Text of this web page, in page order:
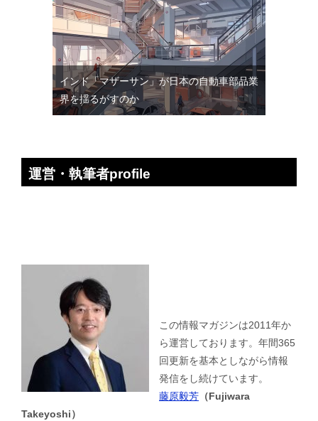
インド「マザーサン」が日本の自動車部品業
界を揺るがすのか
運営・執筆者profile
この情報マガジンは2011年か
ら運営しております。年間365
回更新を基本としながら情報
発信をし続けています。
藤原毅芳 （Fujiwara
Takeyoshi）